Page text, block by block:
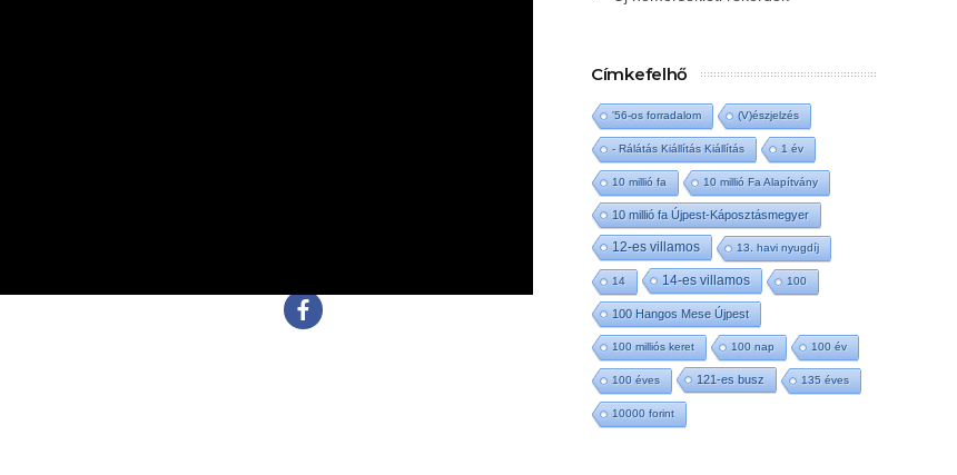
Címkefelhő
'56-os forradalom (V)észjelzés
- Rálátás Kiállítás Kiállítás 1 év
10 millió fa 10 millió Fa Alapítvány
10 millió fa Újpest-Káposztásmegyer
12-es villamos 13. havi nyugdíj
14 14-es villamos 100
100 Hangos Mese Újpest
100 milliós keret 100 nap 100 év
100 éves 121-es busz 135 éves
10000 forint